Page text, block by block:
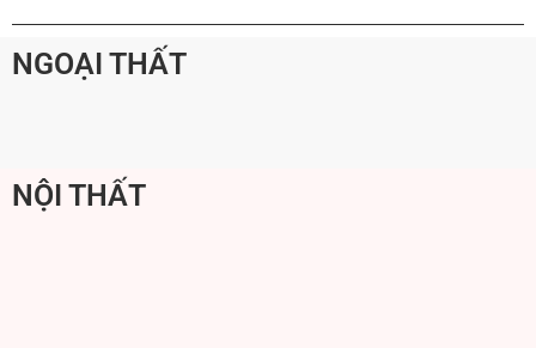
NGOẠI THẤT
NỘI THẤT